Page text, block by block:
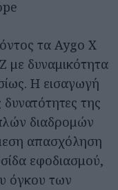
τα Aygo X
με δυναμικότητα
Η εισαγωγή
της
διαδρομών
απασχόληση
εφοδιασμού,
όγκου των